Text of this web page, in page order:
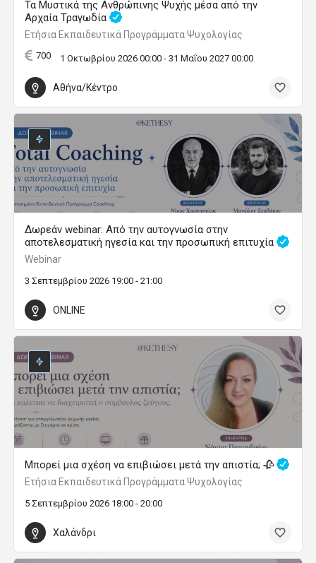
Τα Μυστικά της Ανθρώπινης Ψυχής μέσα από την
Αρχαία Τραγωδία
Ετήσια Εκπαιδευτικά Προγράμματα Ψυχολογίας
700 1 Οκτωβρίου 2026 00:00 - 31 Μαΐου 2027 00:00
Αθήνα/Κέντρο
Δωρεάν webinar: Από την αυτογνωσία στην
αποτελεσματική ηγεσία και την προσωπική επιτυχία
Webinar
3 Σεπτεμβρίου 2026 19:00 - 21:00
ONLINE
Μπορεί μια σχέση να επιβιώσει μετά την απιστία; 🥀
Ετήσια Εκπαιδευτικά Προγράμματα Ψυχολογίας
5 Σεπτεμβρίου 2026 18:00 - 20:00
Χαλάνδρι